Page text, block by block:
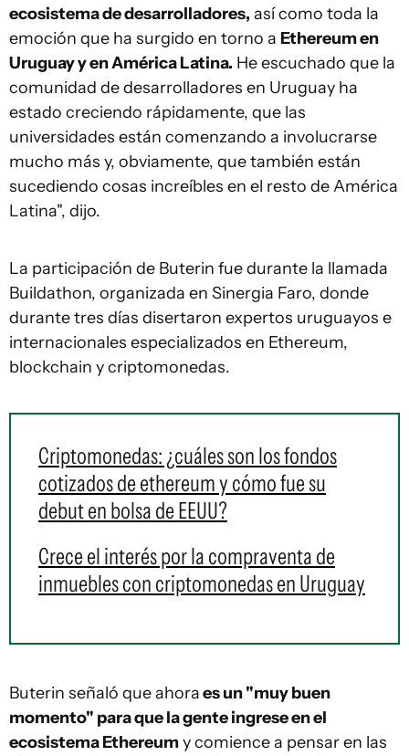
ecosistema de desarrolladores, así como toda la
emoción que ha surgido en torno a Ethereum en
Uruguay y en América Latina. He escuchado que la
comunidad de desarrolladores en Uruguay ha
estado creciendo rápidamente, que las
universidades están comenzando a involucrarse
mucho más y, obviamente, que también están
sucediendo cosas increíbles en el resto de América
Latina", dijo.
La participación de Buterin fue durante la llamada
Buildathon, organizada en Sinergia Faro, donde
durante tres días disertaron expertos uruguayos e
internacionales especializados en Ethereum,
blockchain y criptomonedas.
Criptomonedas: ¿cuáles son los fondos
cotizados de ethereum y cómo fue su
debut en bolsa de EEUU?
Crece el interés por la compraventa de
inmuebles con criptomonedas en Uruguay
Buterin señaló que ahoraes un "muy buen
momento" para que la gente ingrese en el
ecosistema Ethereumy comience a pensar en las